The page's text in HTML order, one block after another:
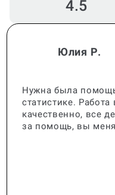
4.5
Юлия Р.
Нужна была
статистике.
качественно, все
за помощь, вы